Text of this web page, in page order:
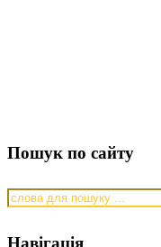
Пошук по сайту
Навігація